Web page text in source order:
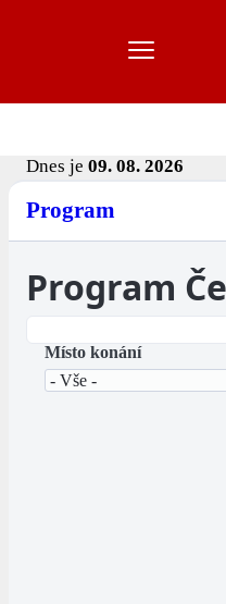
Dnes je 09. 08. 2026
Program
Program
Místo konání